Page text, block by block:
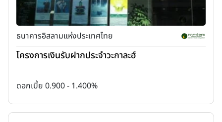
ธนาคารอิสลามแห่งประเทศไทย
โครงการเงินรับฝากประจำวะกาละฮ์
ดอกเบี้ย 0.900 - 1.400%